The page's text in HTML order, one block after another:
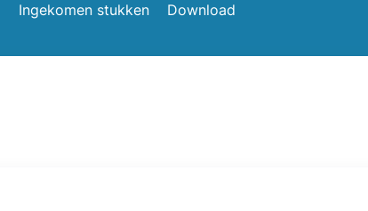
Ingekomen stukken Download